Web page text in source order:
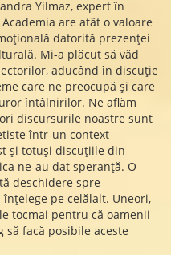
Yilmaz, expert în
are atât o valoare
datorită prezenței
Mi-a plăcut să văd
aducând în discuție
care ne preocupă și care
întâlnirilor. Ne aflăm
discursurile noastre sunt
într-un context
și totuși discuțiile din
ne-au dat speranță. O
deschidere spre
pe celălalt. Uneori,
tocmai pentru că oamenii
facă posibile aceste